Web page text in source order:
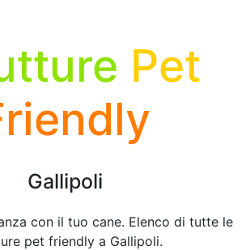
Pet
Gallipoli
con il tuo cane. Elenco di tutte le
pet friendly a Gallipoli.